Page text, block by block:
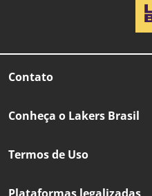
Contato
Conheça o Lakers Brasil
Termos de Uso